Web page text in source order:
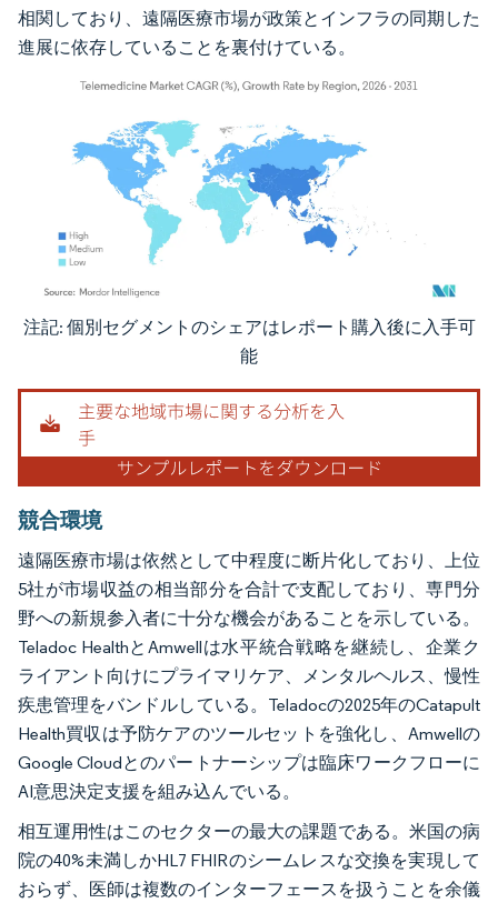
相関しており、遠隔医療市場が政策とインフラの同期した
進展に依存していることを裏付けている。
画像 © Mordor Intelligence。再利用にはCC BY 4.0の表示が必要です。
注記: 個別セグメントのシェアはレポート購入後に入手可
能
競合環境
遠隔医療市場は依然として中程度に断片化しており、上位
5社が市場収益の相当部分を合計で支配しており、専門分
野への新規参入者に十分な機会があることを示している。
Teladoc HealthとAmwellは水平統合戦略を継続し、企業ク
ライアント向けにプライマリケア、メンタルヘルス、慢性
疾患管理をバンドルしている。Teladocの2025年のCatapult
Health買収は予防ケアのツールセットを強化し、Amwellの
Google Cloudとのパートナーシップは臨床ワークフローに
AI意思決定支援を組み込んでいる。
相互運用性はこのセクターの最大の課題である。米国の病
院の40%未満しかHL7 FHIRのシームレスな交換を実現して
おらず、医師は複数のインターフェースを扱うことを余儀